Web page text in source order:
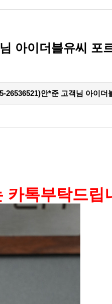
아이더블유씨
26536521)안*준 고객님 아이
카톡부탁드립